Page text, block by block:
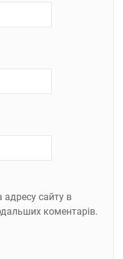
адресу сайту в
коментарів.